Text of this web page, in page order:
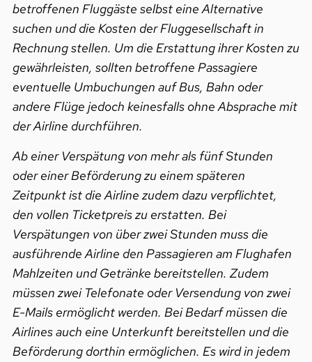
betroffenen Fluggäste selbst eine Alternative
suchen und die Kosten der Fluggesellschaft in
Rechnung stellen. Um die Erstattung ihrer Kosten zu
gewährleisten, sollten betroffene Passagiere
eventuelle Umbuchungen auf Bus, Bahn oder
andere Flüge jedoch keinesfalls ohne Absprache mit
der Airline durchführen.
Ab einer Verspätung von mehr als fünf Stunden
oder einer Beförderung zu einem späteren
Zeitpunkt ist die Airline zudem dazu verpflichtet,
den vollen Ticketpreis zu erstatten. Bei
Verspätungen von über zwei Stunden muss die
ausführende Airline den Passagieren am Flughafen
Mahlzeiten und Getränke bereitstellen. Zudem
müssen zwei Telefonate oder Versendung von zwei
E-Mails ermöglicht werden. Bei Bedarf müssen die
Airlines auch eine Unterkunft bereitstellen und die
Beförderung dorthin ermöglichen. Es wird in jedem